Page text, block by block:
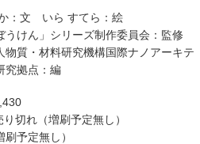
：文 いら すてら：絵
うけん」シリーズ制作委員会：監修
物質・材料研究機構国際ナノアーキテ
究拠点：編
切れ（増刷予定無し）
予定無し）